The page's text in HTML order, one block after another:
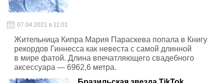
07.04.2021 в 11:01
Жительница Кипра Мария Параскева попала в Книгу
рекордов Гиннесса как невеста с самой длинной
в мире фатой. Длина впечатляющего свадебного
аксессуара — 6962,6 метра.